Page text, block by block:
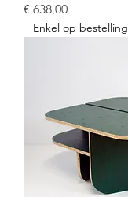
Prijs
€ 638,00
Enkel op bestelling